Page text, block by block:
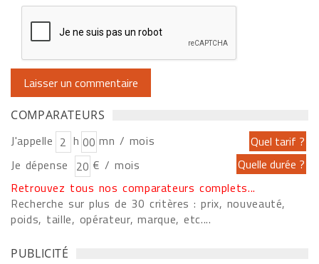
COMPARATEURS
J'appelle h
mn / mois
Je dépense
€ / mois
Retrouvez tous nos comparateurs complets...
Recherche sur plus de 30 critères : prix, nouveauté,
poids, taille, opérateur, marque, etc....
PUBLICITÉ